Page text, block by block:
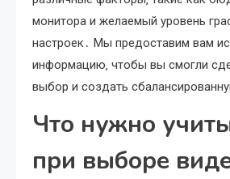
монитора и желаемый уровень
настроек․ Мы предоставим вам
информацию‚ чтобы вы смогли
выбор и создать
Что нужно
при выборе